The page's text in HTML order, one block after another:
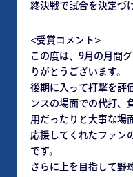
終決戦で試合を決定づ
<受賞コメント>
この度は、9月の月間
りがとうございます。
後期に入って打撃を評
ンスの場面での代打、
用だったりと大事な場
応援してくれたファン
です。
さらに上を目指して野